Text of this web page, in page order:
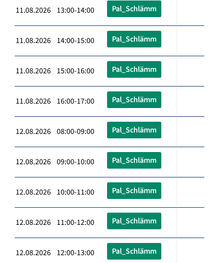
11.08.2026 13:00-14:00 Pal_Schlämm
11.08.2026 14:00-15:00 Pal_Schlämm
11.08.2026 15:00-16:00 Pal_Schlämm
11.08.2026 16:00-17:00 Pal_Schlämm
12.08.2026 08:00-09:00 Pal_Schlämm
12.08.2026 09:00-10:00 Pal_Schlämm
12.08.2026 10:00-11:00 Pal_Schlämm
12.08.2026 11:00-12:00 Pal_Schlämm
12.08.2026 12:00-13:00 Pal_Schlämm